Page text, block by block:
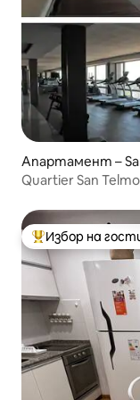
Апартамент –
Quartier San
Най-популярен
Избор на